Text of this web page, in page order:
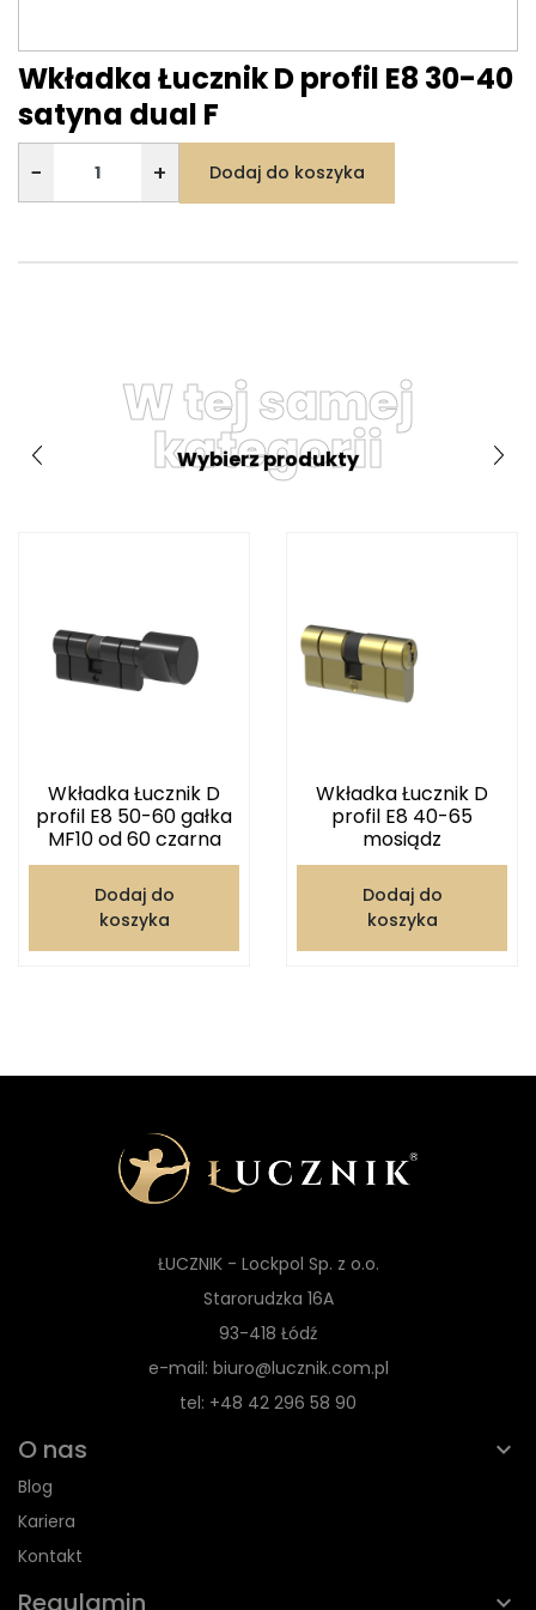
Wkładka Łucznik D profil E8 30-40
satyna dual F
− + Dodaj do koszyka
W tej samej
kategorii
Wybierz produkty
Wkładka Łucznik D
profil E8 50-60 gałka
MF10 od 60 czarna
Dodaj do
koszyka
Wkładka Łucznik D
profil E8 40-65
mosiądz
Dodaj do
koszyka
ŁUCZNIK - Lockpol Sp. z o.o.
Starorudzka 16A
93-418 Łódź
e-mail: biuro@lucznik.com.pl
tel: +48 42 296 58 90
O nas
Blog
Kariera
Kontakt
Regulamin